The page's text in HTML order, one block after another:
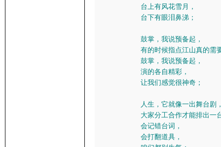
台上有风花雪月，
台下有眼泪鼻涕；
鼓掌，我说预备起，
有的时候指点江山真的需
鼓掌，我说预备起，
演的各自精彩，
让我们感觉很神奇；
人生，它就像一出舞台剧
大家分工合作才能排出一
会记错台词，
会打翻道具，